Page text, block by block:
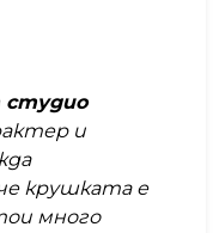
студио
и
крушката е
много